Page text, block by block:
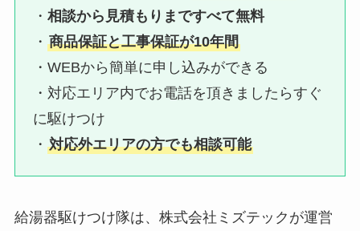
・相談から見積もりまですべて無料
・商品保証と工事保証が10年間
・WEBから簡単に申し込みができる
・対応エリア内でお電話を頂きましたらすぐ
に駆けつけ
・対応外エリアの方でも相談可能
給湯器駆けつけ隊は、株式会社ミズテックが運営